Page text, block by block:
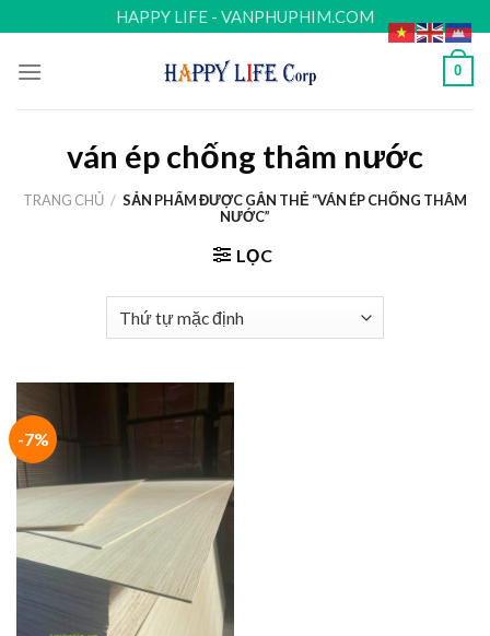
to
content
HAPPY LIFE - VANPHUPHIM.COM
0
ván ép chống thâm nước
TRANG CHỦ / SẢN PHẨM ĐƯỢC GẮN THẺ “VÁN ÉP CHỐNG THÂM
NƯỚC”
LỌC
-7%